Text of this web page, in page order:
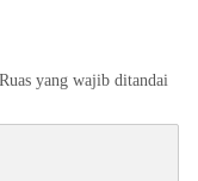
Ruas yang wajib ditandai